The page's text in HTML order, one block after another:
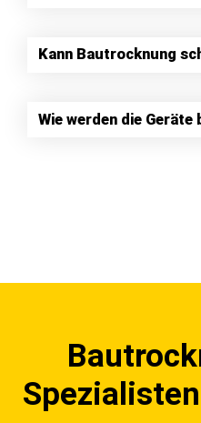
Kann Bautrocknung
Wie werden die Geräte